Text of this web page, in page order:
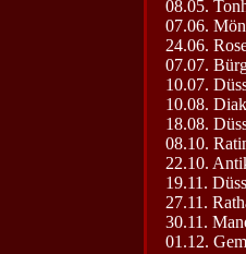
08.05.
07.06.
24.06.
07.07.
10.07.
10.08.
18.08.
08.10.
22.10.
19.11.
27.11.
30.11.
01.12.